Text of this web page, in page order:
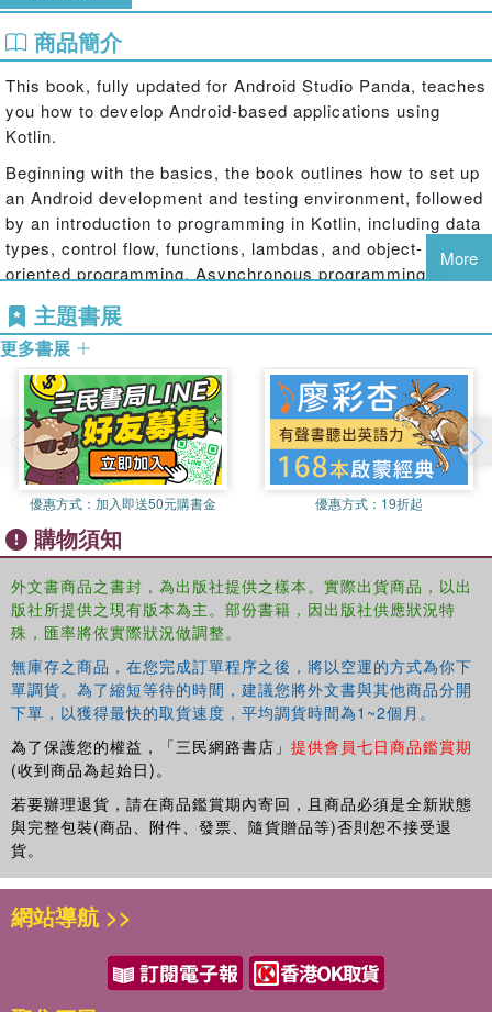
商品簡介
This book, fully updated for Android Studio Panda, teaches
you how to develop Android-based applications using
Kotlin.
Beginning with the basics, the book outlines how to set up
an Android development and testing environment, followed
by an introduction to programming in Kotlin, including data
types, control flow, functions, lambdas, and object-
oriented programming. Asynchronous programming using
Chapters also cover the Android Architecture
Components, including view models, lifecycle
management, Room database access, content providers,
the Database Inspector, app navigation, live data, and data
binding.
Topics such as intents, touchscreen handling, gesture
recognition, and the integration of AI into Android apps are
also included.
The concepts of material design are also covered in detail,
including floating action buttons, Snackbars, tabbed
interfaces, card views, and collapsing toolbars.
Other key features of Android Studio and Android are also
covered in detail, including the Layout Editor, the
ConstraintLayout and ConstraintSet classes, view binding,
constraint chains, barriers, and direct reply notifications.
Chapters also cover advanced Android Studio features,
such as Gradle build configuration, in-app billing, and
submitting apps to the Google Play Developer Console.
Assuming you already have some programming
Android SDK, have access to a Windows, Mac, or Linux
system, and have ideas for some apps to develop, you are
More
主題書展
更多書展
優惠方式： 加入即送50元購書金 優惠方式： 19折起
購物須知
外文書商品之書封，為出版社提供之樣本。實際出貨商品，以出
版社所提供之現有版本為主。部份書籍，因出版社供應狀況特
殊，匯率將依實際狀況做調整。
無庫存之商品，在您完成訂單程序之後，將以空運的方式為你下
單調貨。為了縮短等待的時間，建議您將外文書與其他商品分開
下單，以獲得最快的取貨速度，平均調貨時間為1~2個月。
為了保護您的權益，「三民網路書店」 提供會員七日商品鑑賞期
(收到商品為起始日)。
若要辦理退貨，請在商品鑑賞期內寄回，且商品必須是全新狀態
與完整包裝(商品、附件、發票、隨貨贈品等)否則恕不接受退
貨。
網站導航 >>